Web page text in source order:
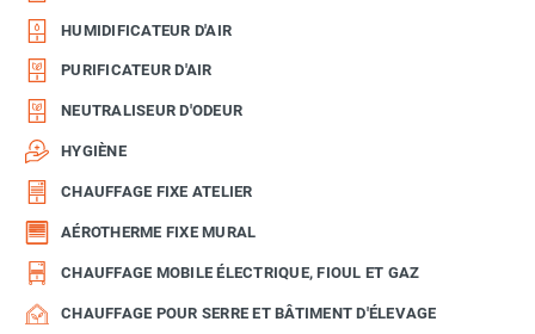
HUMIDIFICATEUR D'AIR
PURIFICATEUR D'AIR
NEUTRALISEUR D'ODEUR
HYGIÈNE
CHAUFFAGE FIXE ATELIER
AÉROTHERME FIXE MURAL
CHAUFFAGE MOBILE ÉLECTRIQUE, FIOUL ET GAZ
CHAUFFAGE POUR SERRE ET BÂTIMENT D'ÉLEVAGE